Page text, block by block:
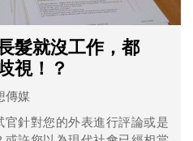
髮就沒工作，都
視！？
傳媒
針對您的外表進行評論或是